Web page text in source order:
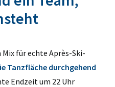
für echte Après-Ski-
Tanzfläche durchgehend
Endzeit um 22 Uhr